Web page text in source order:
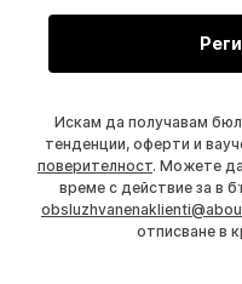
Искам да получавам
тенденции, оферти и
поверителност. Можете да
време с действие за в
отписване в